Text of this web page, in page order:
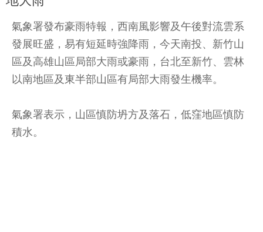
氣象署發布豪雨特報，西南風影響及午後對流雲系
發展旺盛，易有短延時強降雨，今天南投、新竹山
區及高雄山區局部大雨或豪雨，台北至新竹、雲林
以南地區及東半部山區有局部大雨發生機率。
氣象署表示，山區慎防坍方及落石，低窪地區慎防
積水。